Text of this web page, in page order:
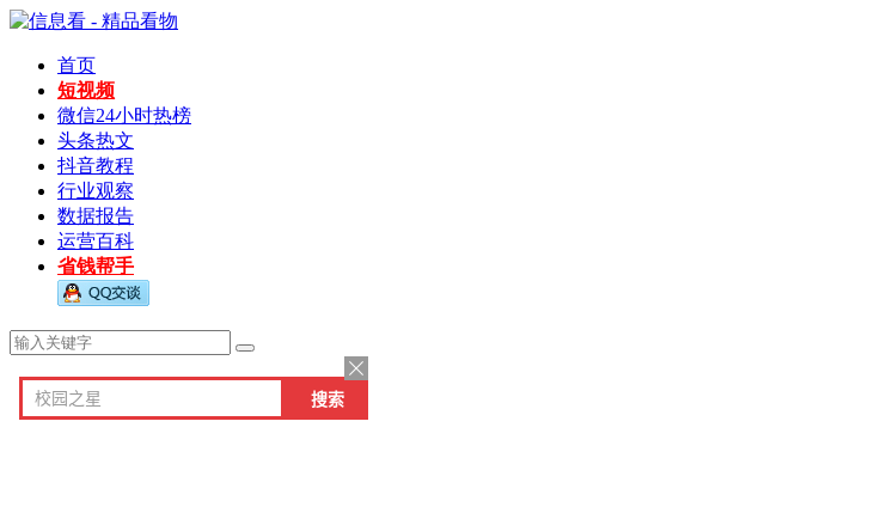
首页
短视频
微信24小时热榜
头条热文
抖音教程
行业观察
数据报告
运营百科
省钱帮手